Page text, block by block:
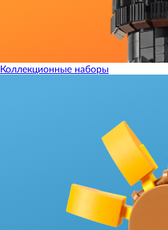
Коллекционные наборы